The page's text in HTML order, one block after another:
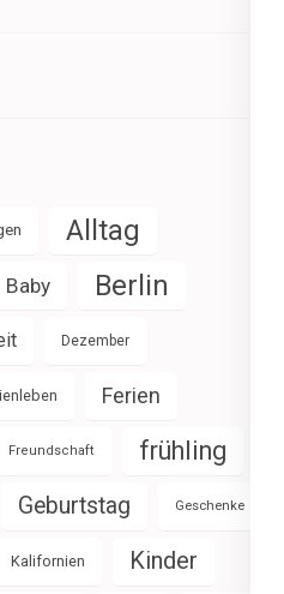
Alltag
Baby Berlin
Dezember
Ferien
Freundschaft frühling
Geburtstag Geschenke
Kalifornien Kinder